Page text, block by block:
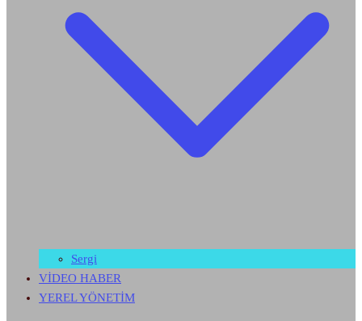
Sergi
VİDEO HABER
YEREL YÖNETİM